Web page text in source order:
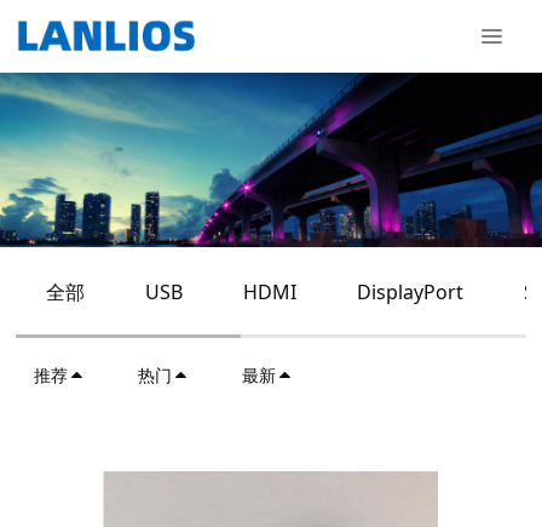
全部 USB HDMI DisplayPort
推荐 热门 最新